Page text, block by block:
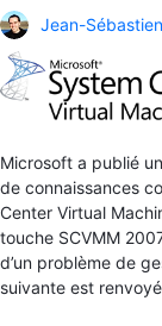
Jean-
Microsoft a publié
de connaissances
Center Virtual
touche SCVMM
d’un problème de
suivante est